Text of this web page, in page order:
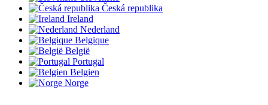
Česká republika
Ireland
Nederland
Belgique
België
Portugal
Belgien
Norge